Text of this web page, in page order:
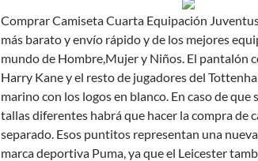
Comprar Camiseta Cuarta Equipación
más barato y envío rápido y de los mejores
mundo de Hombre,Mujer y Niños. El pantalón
Harry Kane y el resto de jugadores del
marino con los logos en blanco. En caso de
tallas diferentes habrá que hacer la compra de
separado. Esos puntitos representan una
marca deportiva Puma, ya que el Leicester